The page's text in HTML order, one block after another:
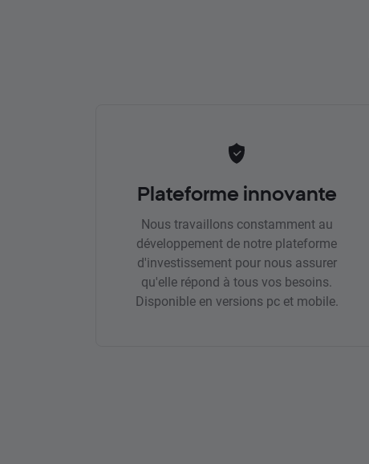
Plateforme innovante
Nous travaillons constamment au
développement de notre plateforme
d'investissement pour nous assurer
qu'elle répond à tous vos besoins.
Disponible en versions pc et mobile.